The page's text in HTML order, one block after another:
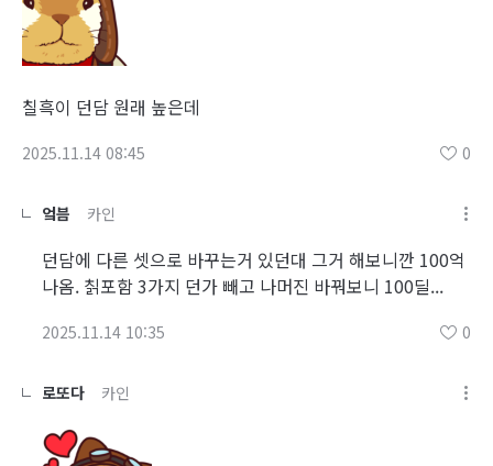
칠흑이 던담 원래 높은데
2025.11.14 08:45 0
엌븜 카인
던담에 다른 셋으로 바꾸는거 있던대 그거 해보니깐 100억
나옴. 칡포함 3가지 던가 빼고 나머진 바꿔보니 100딜...
2025.11.14 10:35 0
로또다 카인